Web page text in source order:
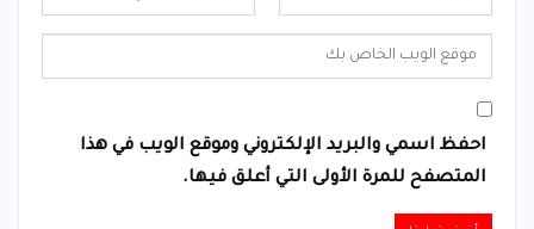
احفظ اسمي والبريد الإلكتروني وموقع الويب في هذا
المتصفح للمرة الأولى التي أعلق فيها.